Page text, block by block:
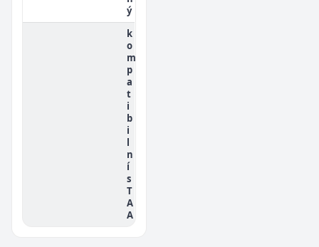
ý
k
o
m
p
a
t
i
b
i
l
n
í
s
T
A
A